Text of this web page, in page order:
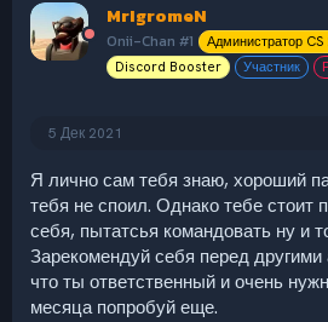
MrIgromeN
Onii-Chan #1 Администратор CS
Discord Booster
Участник
5 Дек 2021
Я лично сам тебя знаю, хороший
тебя не споил. Однако тебе стоит
себя, пытатсья командовать ну и
Зарекомендуй себя перед
что ты ответственный и очень
месяца попробуй еще.